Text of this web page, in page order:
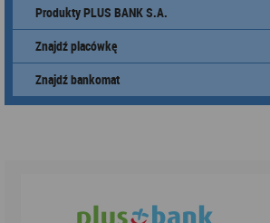
Produkty PLUS BANK S.A.
Znajdź placówkę
Znajdź bankomat